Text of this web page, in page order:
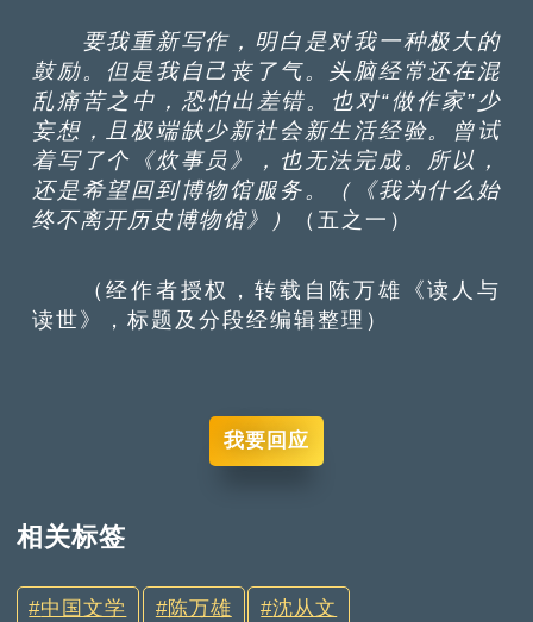
要我重新写作，明白是对我一种极大的
鼓励。但是我自己丧了气。头脑经常还在混
乱痛苦之中，恐怕出差错。也对“做作家”少
妄想，且极端缺少新社会新生活经验。曾试
着写了个《炊事员》，也无法完成。所以，
还是希望回到博物馆服务。（《我为什么始
终不离开历史博物馆》）
（五之一）
（经作者授权，转载自陈万雄《读人与
读世》，标题及分段经编辑整理）
我要回应
相关标签
中国文学 陈万雄 沈从文